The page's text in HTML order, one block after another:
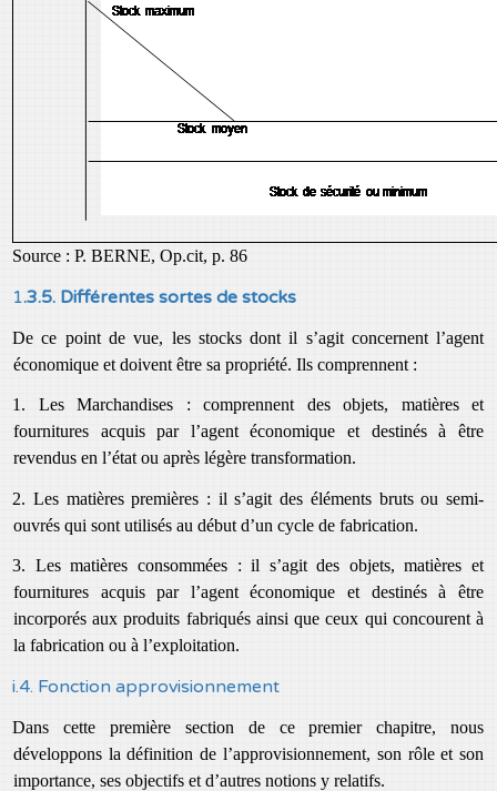
Source : P. BERNE, Op.cit, p. 86
1.3.5. Différentes sortes de stocks
De ce point de vue, les stocks dont il s’agit concernent l’agent
économique et doivent être sa propriété. Ils comprennent :
1. Les Marchandises : comprennent des objets, matières et
fournitures acquis par l’agent économique et destinés à être
revendus en l’état ou après légère transformation.
2. Les matières premières : il s’agit des éléments bruts ou semi-
ouvrés qui sont utilisés au début d’un cycle de fabrication.
3. Les matières consommées : il s’agit des objets, matières et
fournitures acquis par l’agent économique et destinés à être
incorporés aux produits fabriqués ainsi que ceux qui concourent à
la fabrication ou à l’exploitation.
i.4. Fonction approvisionnement
Dans cette première section de ce premier chapitre, nous
développons la définition de l’approvisionnement, son rôle et son
importance, ses objectifs et d’autres notions y relatifs.